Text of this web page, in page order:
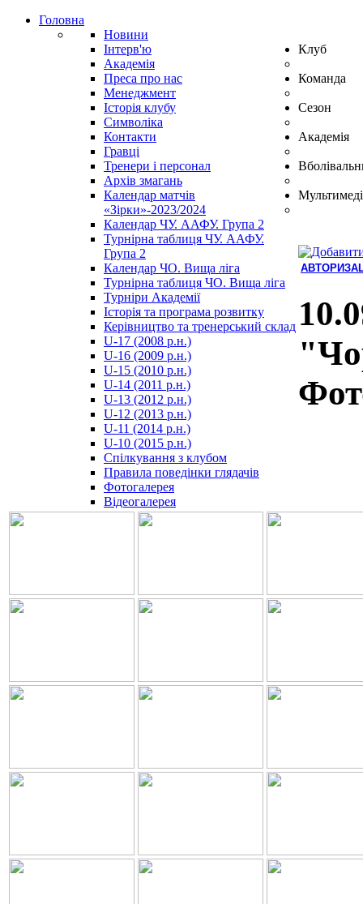
Головна
Новини
Інтерв'ю
Академія
Преса про нас
Клуб
Менеджмент
Історія клубу
Символіка
Контакти
Команда
Гравці
Тренери і персонал
Архів змагань
Сезон
Календар матчів
«Зірки»-2023/2024
Календар ЧУ. ААФУ. Група 2
Турнірна таблиця ЧУ. ААФУ.
Група 2
Календар ЧО. Вища ліга
Турнірна таблиця ЧО. Вища ліга
Академія
Турніри Академії
Історія та програма розвитку
Керівництво та тренерський склад
U-17 (2008 р.н.)
U-16 (2009 р.н.)
U-15 (2010 р.н.)
U-14 (2011 р.н.)
U-13 (2012 р.н.)
U-12 (2013 р.н.)
U-11 (2014 р.н.)
U-10 (2015 р.н.)
Спілкування з клубом
Правила поведінки глядачів
Фотогалерея
Відеогалерея